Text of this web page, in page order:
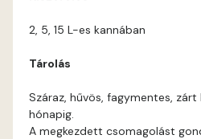
2, 5, 15 L-es kannában
Tárolás
Száraz, hűvös, fagymentes,
hónapig.
A megkezdett csomagolást